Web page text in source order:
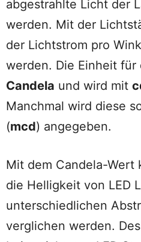
abgestrahlte Licht der
werden. Mit der
der Lichtstrom pro
werden. Die Einheit
Candela und wird mit
Manchmal wird diese
(mcd) angegeben.
Mit dem Candela-Wert
die Helligkeit von LED
unterschiedlichen
verglichen werden.